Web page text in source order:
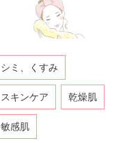
シミ、くすみ
スキンケア 乾燥肌
敏感肌